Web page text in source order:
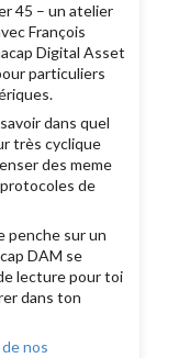
45 – un atelier
François
Digital Asset
particuliers
dans quel
très cyclique
des meme
de
penche sur un
DAM se
lecture pour toi
dans ton
nos